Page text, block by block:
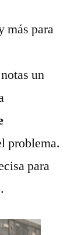
más para
un
problema.
para